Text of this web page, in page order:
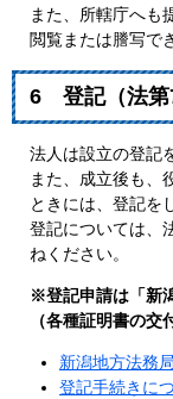
また、所轄庁へも
閲覧または謄写で
6 登記（法第
法人は設立の登記
また、成立後も、
ときには、登記を
登記については、
ねください。
※登記申請は「新
（各種証明書の交
新潟地方法務
登記手続きに